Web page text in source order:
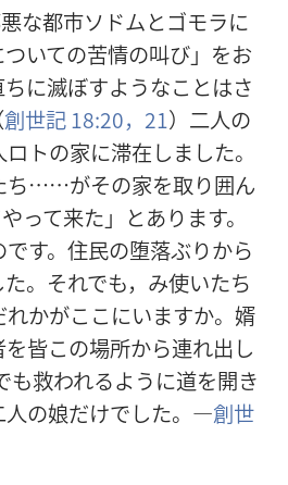
な都市ソドムとゴモラに
いての苦情の叫び」をお
に滅ぼすようなことはさ
創世記 18:20，21）二人の
トの家に滞在しました。
ち……がその家を取り囲ん
って来た」とあります。
す。住民の堕落ぶりから
。それでも，み使いたち
かがここにいますか。婿
皆この場所から連れ出し
救われるように道を開き
人の娘だけでした。―創世